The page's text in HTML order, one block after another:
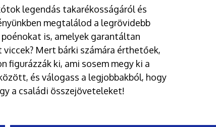
legendás takarékosságáról és
megtalálod a legrövidebb
is, amelyek garantáltan
Mert bárki számára érthetőek,
figurázzák ki, ami sosem megy ki a
és válogass a legjobbakból, hogy
a családi összejöveteleket!